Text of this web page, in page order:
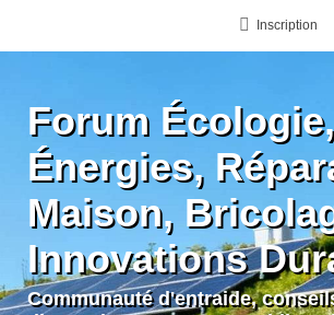
Inscription
Forum Écologie,
Énergies,
Maison,
Innovations
Communauté d'entraide,